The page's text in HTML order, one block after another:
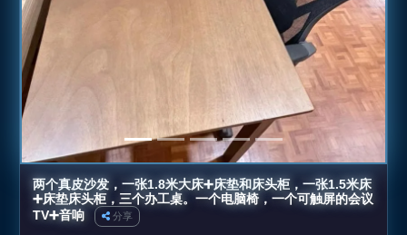
两个真皮沙发，一张1.8米大床➕床垫和床头柜，一张1.5米床
➕床垫床头柜，三个办工桌。一个电脑椅，一个可触屏的会议
TV➕音响
分享